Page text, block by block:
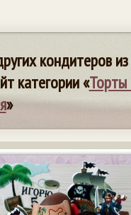
кондитеров из
категории «Торты
»